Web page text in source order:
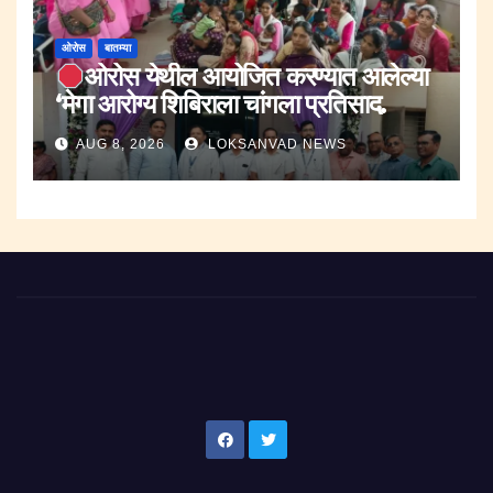
ओरोस बातम्या
ओरोस येथील आयोजित करण्यात आलेल्या
‘मेगा आरोग्य शिबिराला चांगला प्रतिसाद.
AUG 8, 2026 LOKSANVAD NEWS